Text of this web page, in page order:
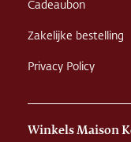
Cadeaubon
Zakelijke bestelling
Privacy Policy
Winkels Maison